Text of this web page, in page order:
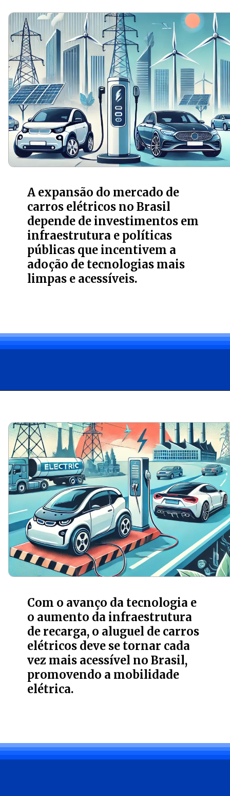
A expansão do mercado de
carros elétricos no Brasil
depende de investimentos em
infraestrutura e políticas
públicas que incentivem a
adoção de tecnologias mais
limpas e acessíveis.
Com o avanço da tecnologia e
o aumento da infraestrutura
de recarga, o aluguel de carros
elétricos deve se tornar cada
vez mais acessível no Brasil,
promovendo a mobilidade
elétrica.